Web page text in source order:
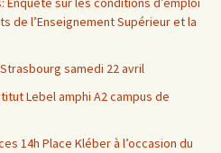
de l’Enseignement Supérieur et la
samedi 22 avril
Lebel amphi A2 campus de
14h Place Kléber à l’occasion du